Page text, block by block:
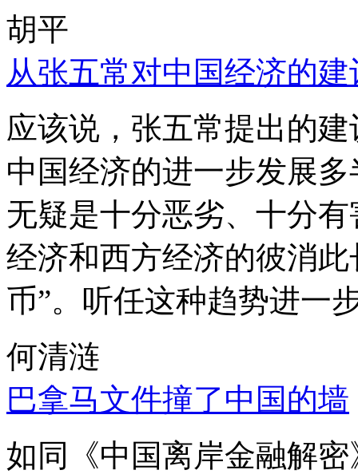
胡平
从张五常对中国经济的
应该说，张五常提出的
中国经济的进一步发展
无疑是十分恶劣、十分
经济和西方经济的彼消
币”。听任这种趋势进一
何清涟
巴拿马文件撞了中国的墙
如同《中国离岸金融解